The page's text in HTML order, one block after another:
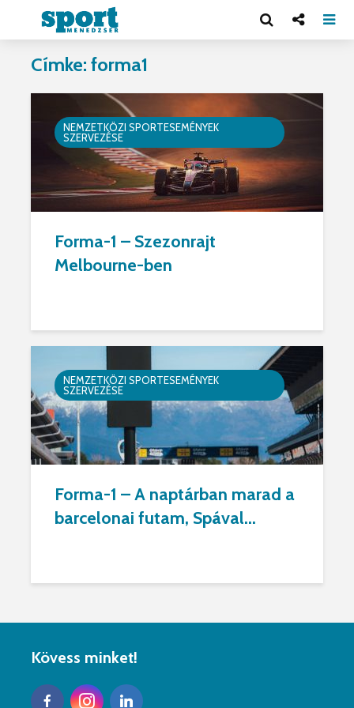
Címke: forma1
NEMZETKÖZI SPORTESEMÉNYEK
SZERVEZÉSE
Forma-1 – Szezonrajt
Melbourne-ben
NEMZETKÖZI SPORTESEMÉNYEK
SZERVEZÉSE
Forma-1 – A naptárban marad a
barcelonai futam, Spával...
Kövess minket!